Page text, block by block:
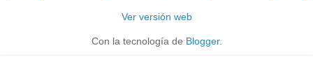
Ver versión web
Con la tecnología de Blogger.